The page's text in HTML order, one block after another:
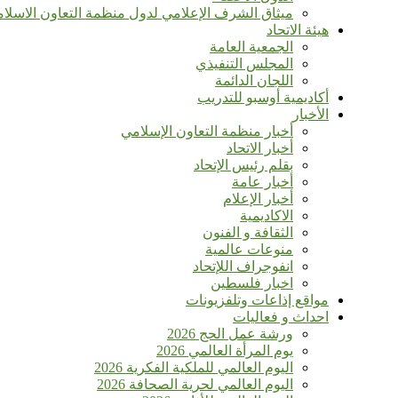
ميثاق الشرف الإعلامي لدول منظمة التعاون
هيئة الاتحاد
الجمعية العامة
المجلس التنفيذي
اللجان الدائمة
أكاديمية أوسبو للتدريب
الأخبار
أخبار منظمة التعاون الإسلامي
أخبار الاتحاد
بقلم رئيس الإتحاد
أخبار عامة
أخبار الإعلام
الاكاديمية
الثقافة و الفنون
منوعات عالمية
انفوجراف اللإتحاد
اخبار فلسطين
مواقع إذاعات وتلفزيونات
احداث و فعاليات
ورشة عمل الحج 2026
يوم المرأة العالمي 2026
اليوم العالمي للملكية الفكرية 2026
اليوم العالمي لحرية الصحافة 2026